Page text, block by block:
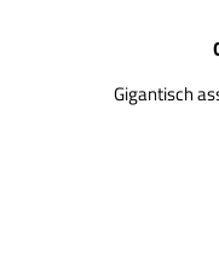
Gigantisch